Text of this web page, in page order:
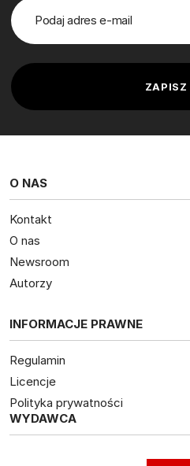
O NAS
Kontakt
O nas
Newsroom
Autorzy
INFORMACJE PRAWNE
Regulamin
Licencje
Polityka prywatności
WYDAWCA